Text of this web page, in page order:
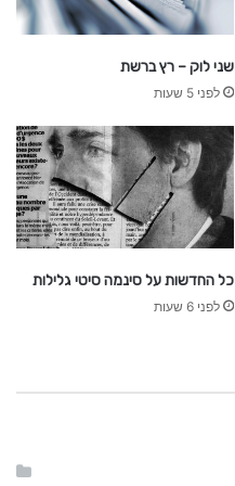
שני לוק – רץ ברשת
לפני 5 שעות
כל החדשות על סינמה סיטי גלילות
לפני 6 שעות